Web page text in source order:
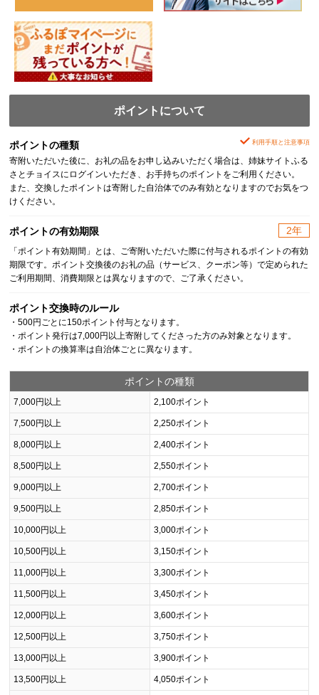
ポイントについて
ポイントの種類 利用手順と注意事項
寄附いただいた後に、お礼の品をお申し込みいただく場合は、姉妹サイトふる
さとチョイスにログインいただき、お手持ちのポイントをご利用ください。
また、交換したポイントは寄附した自治体でのみ有効となりますのでお気をつ
けください。
ポイントの有効期限 2年
「ポイント有効期間」とは、ご寄附いただいた際に付与されるポイントの有効
期限です。ポイント交換後のお礼の品（サービス、クーポン等）で定められた
ご利用期間、消費期限とは異なりますので、ご了承ください。
ポイント交換時のルール
・500円ごとに150ポイント付与となります。
・ポイント発行は7,000円以上寄附してくださった方のみ対象となります。
・ポイントの換算率は自治体ごとに異なります。
ポイントの種類
7,000円以上 2,100ポイント
7,500円以上 2,250ポイント
8,000円以上 2,400ポイント
8,500円以上 2,550ポイント
9,000円以上 2,700ポイント
9,500円以上 2,850ポイント
10,000円以上 3,000ポイント
10,500円以上 3,150ポイント
11,000円以上 3,300ポイント
11,500円以上 3,450ポイント
12,000円以上 3,600ポイント
12,500円以上 3,750ポイント
13,000円以上 3,900ポイント
13,500円以上 4,050ポイント